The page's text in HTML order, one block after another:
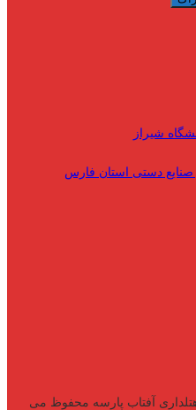
شیراز
دستی استان فارس
آفتاب پارسه محفوظ می